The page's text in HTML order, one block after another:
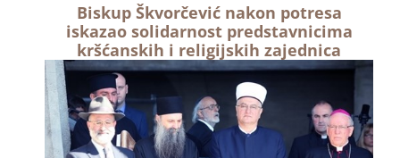
Biskup Škvorčević nakon potresa
iskazao solidarnost predstavnicima
kršćanskih i religijskih zajednica